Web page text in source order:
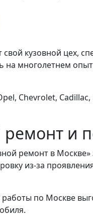
кузовной цех,
многолетнем
Chevrolet,
и
ремонт в
из-за
по Москве